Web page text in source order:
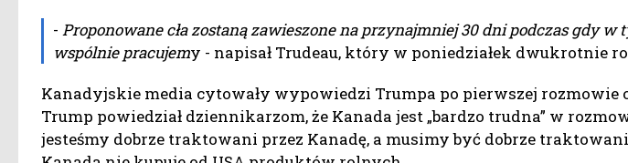
- Proponowane cła zostaną zawieszone na przynajmniej 30 dni podczas gdy w
wspólnie pracujemy - napisał Trudeau, który w poniedziałek dwukrotnie
Kanadyjskie media cytowały wypowiedzi Trumpa po pierwszej rozmowie
Trump powiedział dziennikarzom, że Kanada jest „bardzo trudna” w
jesteśmy dobrze traktowani przez Kanadę, a musimy być dobrze